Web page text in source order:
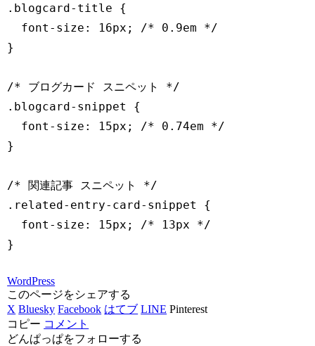
.blogcard-title {
  font-size: 16px; /* 0.9em */
}
/* ブログカード スニペット */
.blogcard-snippet {
  font-size: 15px; /* 0.74em */
}
/* 関連記事 スニペット */
.related-entry-card-snippet {
  font-size: 15px; /* 13px */
}
WordPress
このページをシェアする
X Bluesky Facebook はてブ LINE Pinterest
コピー コメント
どんぱっぱをフォローする